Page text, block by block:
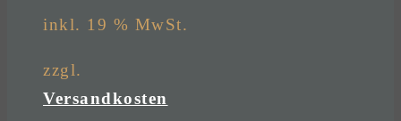
inkl. 19 % MwSt.
zzgl.
Versandkosten